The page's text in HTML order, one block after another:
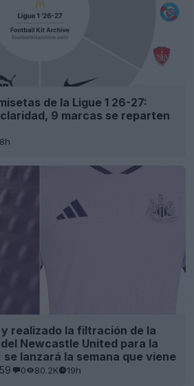
de la Ligue 1 26-27:
9 marcas se reparten
realizado la filtración de la
Newcastle United para la
lanzará la semana que viene
59 0 80.2K 19h